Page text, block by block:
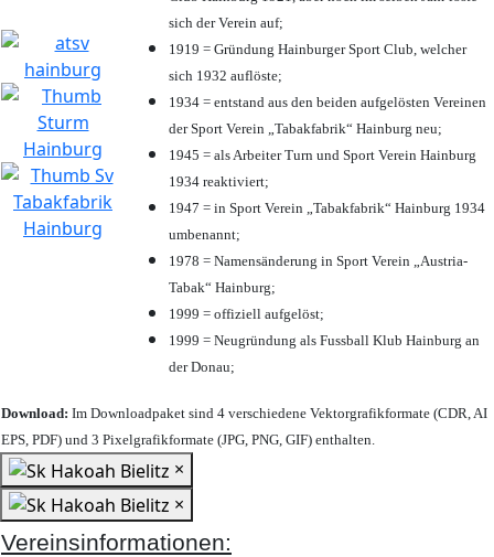
sich der Verein auf;
1919 = Gründung Hainburger Sport Club, welcher
sich 1932 auflöste;
1934 = entstand aus den beiden aufgelösten Vereinen
der Sport Verein „Tabakfabrik“ Hainburg neu;
1945 = als Arbeiter Turn und Sport Verein Hainburg
1934 reaktiviert;
1947 = in Sport Verein „Tabakfabrik“ Hainburg 1934
umbenannt;
1978 = Namensänderung in Sport Verein „Austria-
Tabak“ Hainburg;
1999 = offiziell aufgelöst;
1999 = Neugründung als Fussball Klub Hainburg an
der Donau;
Download: Im Downloadpaket sind 4 verschiedene Vektorgrafikformate (CDR, AI
EPS, PDF) und 3 Pixelgrafikformate (JPG, PNG, GIF) enthalten.
×
×
Vereinsinformationen: